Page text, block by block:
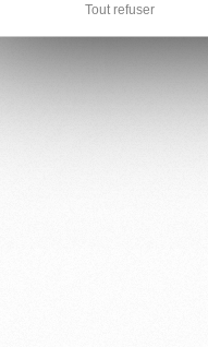
Tout refuser